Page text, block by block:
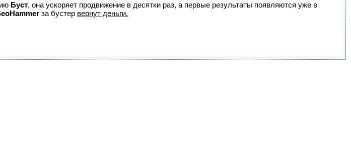
Буст, она ускоряет продвижение в десятки раз, а первые результаты появляются уже в
за бустер вернут деньги.